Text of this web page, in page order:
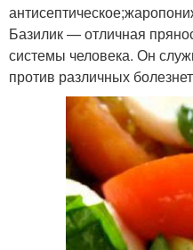
Базилик — отличная
системы человека. Он
против различных